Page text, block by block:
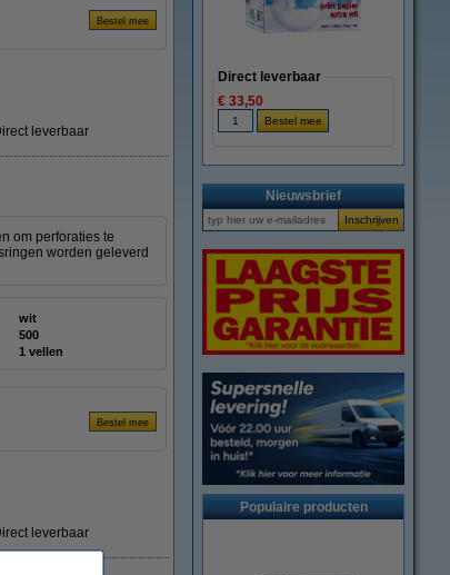
leverbaar
om perforaties te
worden geleverd
wit
500
1 vellen
leverbaar
Direct leverbaar
€ 33,50
Nieuwsbrief
Populaire producten